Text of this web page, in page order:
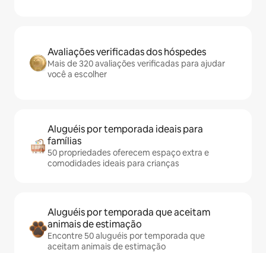
Avaliações verificadas dos hóspedes
Mais de 320 avaliações verificadas para ajudar
você a escolher
Aluguéis por temporada ideais para
famílias
50 propriedades oferecem espaço extra e
comodidades ideais para crianças
Aluguéis por temporada que aceitam
animais de estimação
Encontre 50 aluguéis por temporada que
aceitam animais de estimação